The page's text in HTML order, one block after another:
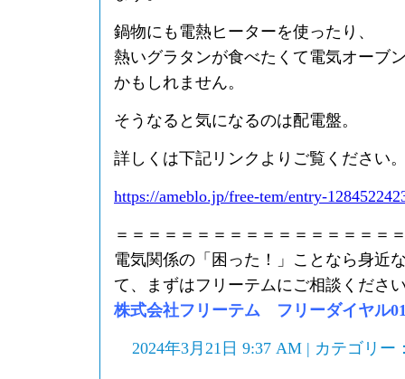
鍋物にも電熱ヒーターを使ったり、
熱いグラタンが食べたくて電気オーブ
かもしれません。
そうなると気になるのは配電盤。
詳しくは下記リンクよりご覧ください
https://ameblo.jp/free-tem/entry-
＝＝＝＝＝＝＝＝＝＝＝＝＝＝＝＝＝
電気関係の「困った！」ことなら身近
て、まずはフリーテムにご相談くださ
株式会社フリーテム フリーダイヤル
2024年3月21日 9:37 AM | カテゴリー